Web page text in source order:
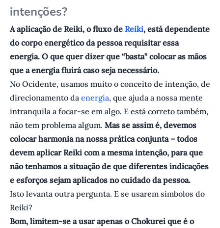
intenções?
A aplicação de Reiki, o fluxo de Reiki, está dependente
do corpo energético da pessoa requisitar essa
energia. O que quer dizer que “basta” colocar as mãos
que a energia fluirá caso seja necessário.
No Ocidente, usamos muito o conceito de intenção, de
direcionamento da energia, que ajuda a nossa mente
intranquila a focar-se em algo. E está correto também,
não tem problema algum. Mas se assim é, devemos
colocar harmonia na nossa prática conjunta – todos
devem aplicar Reiki com a mesma intenção, para que
não tenhamos a situação de que diferentes indicações
e esforços sejam aplicados no cuidado da pessoa.
Isto levanta outra pergunta. E se usarem símbolos do
Reiki?
Bom, limitem-se a usar apenas o Chokurei que é o